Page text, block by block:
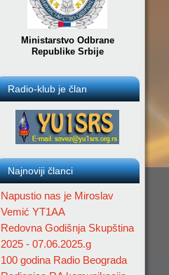
Ministarstvo Odbrane
Republike Srbije
Radio-klub je član
Najnoviji članci
Napustio nas je Miroslav
Vemić YT1AA
Redovna Godišnja Skupština
2025 - 07.06.2025.g
100 godina Radio Beograda